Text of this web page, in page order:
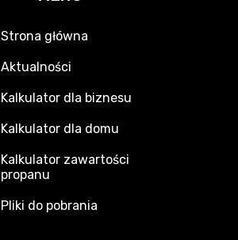
Strona główna
Aktualności
Kalkulator dla biznesu
Kalkulator dla domu
Kalkulator zawartości
propanu
Pliki do pobrania